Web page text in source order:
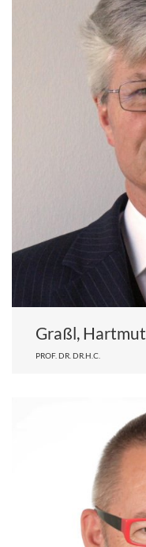
Graßl, Hartmut
PROF. DR. DR.H.C.